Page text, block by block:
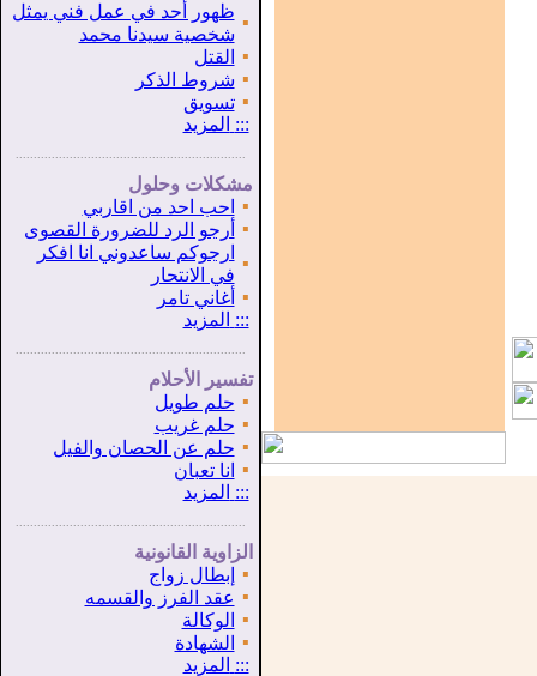
▪
ظهور أحد في عمل فني يمثل
شخصية سيدنا محمد
▪
القتل
▪ شروط الذكر
▪ تسويق
::: المزيد
مشكلات وحلول
▪
احب احد من اقاربي
▪
أرجو الرد للضرورة القصوى
▪
ارجوكم ساعدوني انا افكر
في الانتحار
▪ أغاني تامر
::: المزيد
تفسير الأحلام
▪ حلم طويل
▪ حلم غريب
▪ حلم عن الحصان والفيل
▪
انا تعبان
::: المزيد
الزاوية القانونية
▪
إبطال زواج
▪ عقد الفرز والقسمه
▪
الوكالة
▪
الشهادة
::: المزيد